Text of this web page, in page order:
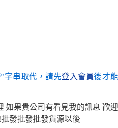
字串取代，請先登入會員後才能
如果貴公司有看見我的訊息 歡迎
發批發批發貨源以後